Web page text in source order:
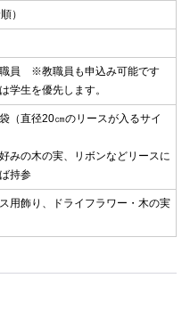
）
員 ※教職員も申込み可能です
学生を優先します。
（直径20㎝のリースが入るサイ
みの木の実、リボンなどリースに
持参
用飾り、ドライフラワー・木の実